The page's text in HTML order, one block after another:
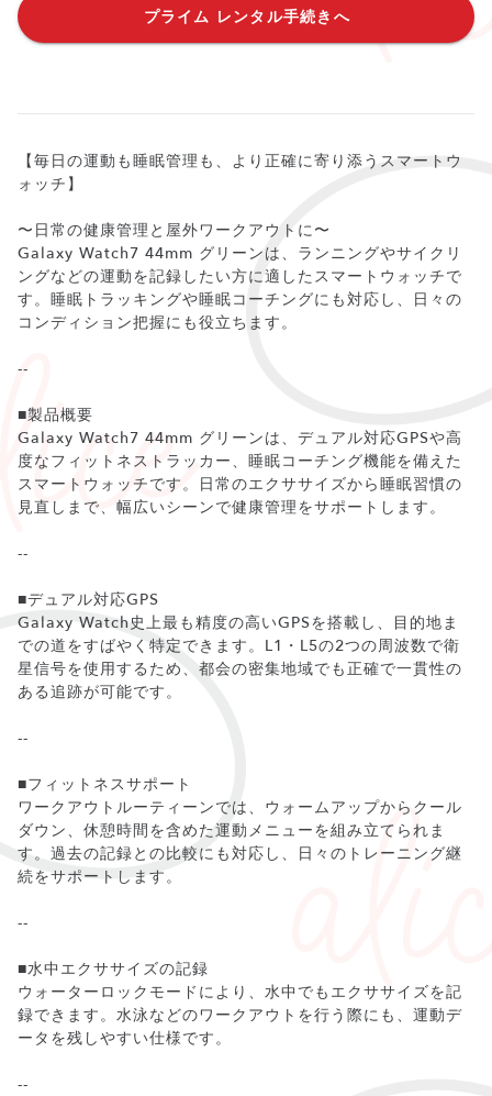
プライム レンタル手続きへ
【毎日の運動も睡眠管理も、より正確に寄り添うスマートウ
ォッチ】
〜日常の健康管理と屋外ワークアウトに〜
Galaxy Watch7 44mm グリーンは、ランニングやサイクリ
ングなどの運動を記録したい方に適したスマートウォッチで
す。睡眠トラッキングや睡眠コーチングにも対応し、日々の
コンディション把握にも役立ちます。
--
■製品概要
Galaxy Watch7 44mm グリーンは、デュアル対応GPSや高
度なフィットネストラッカー、睡眠コーチング機能を備えた
スマートウォッチです。日常のエクササイズから睡眠習慣の
見直しまで、幅広いシーンで健康管理をサポートします。
--
■デュアル対応GPS
Galaxy Watch史上最も精度の高いGPSを搭載し、目的地ま
での道をすばやく特定できます。L1・L5の2つの周波数で衛
星信号を使用するため、都会の密集地域でも正確で一貫性の
ある追跡が可能です。
--
■フィットネスサポート
ワークアウトルーティーンでは、ウォームアップからクール
ダウン、休憩時間を含めた運動メニューを組み立てられま
す。過去の記録との比較にも対応し、日々のトレーニング継
続をサポートします。
--
■水中エクササイズの記録
ウォーターロックモードにより、水中でもエクササイズを記
録できます。水泳などのワークアウトを行う際にも、運動デ
ータを残しやすい仕様です。
--